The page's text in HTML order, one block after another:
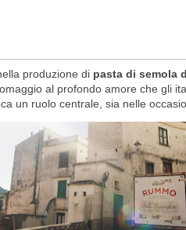
produzione di pasta di semola
al profondo amore che gli
un ruolo centrale, sia nelle